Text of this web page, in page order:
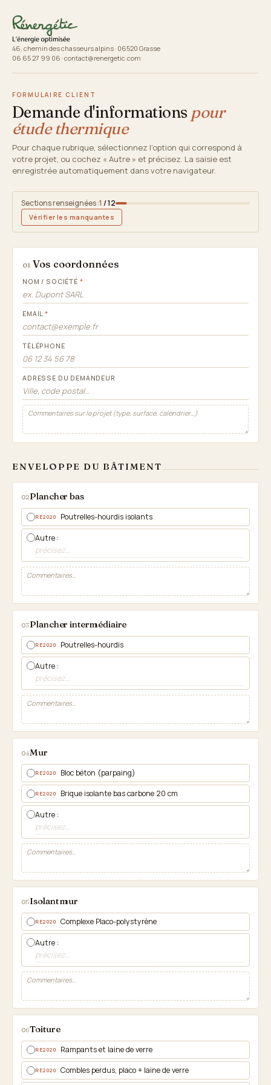
46, chemin des chasseurs alpins · 06520 Grasse
06 65 27 99 06 · contact@renergetic.com
FORMULAIRE CLIENT
Demande d'informations pour
étude thermique
Pour chaque rubrique, sélectionnez l'option qui correspond à
votre projet, ou cochez « Autre » et précisez. La saisie est
enregistrée automatiquement dans votre navigateur.
Sections renseignées :1 / 12
Vérifier les manquantes
01 Vos coordonnées
NOM / SOCIÉTÉ *
EMAIL*
TÉLÉPHONE
ADRESSE DU DEMANDEUR
ENVELOPPE DU BÂTIMENT
02Plancher bas
RE2020 Poutrelles-hourdis isolants
Autre :
03Plancher intermédiaire
RE2020 Poutrelles-hourdis
Autre :
04Mur
RE2020 Bloc béton (parpaing)
RE2020 Brique isolante bas carbone 20 cm
Autre :
05Isolant mur
RE2020 Complexe Placo-polystyrène
Autre :
06Toiture
RE2020 Rampants et laine de verre
RE2020 Combles perdus, placo + laine de verre